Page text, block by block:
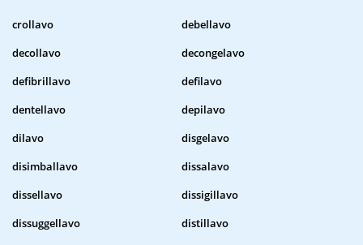
crollavo
debellavo
decollavo
decongelavo
defibrillavo
defilavo
dentellavo
depilavo
dilavo
disgelavo
disimballavo
dissalavo
dissellavo
dissigillavo
dissuggellavo
distillavo